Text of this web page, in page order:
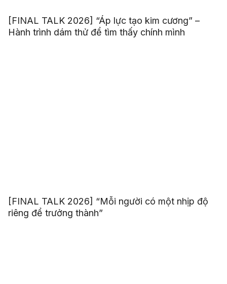
[FINAL TALK 2026] “Áp lực tạo kim cương” –
Hành trình dám thử để tìm thấy chính mình
[FINAL TALK 2026] “Mỗi người có một nhịp độ
riêng để trưởng thành”